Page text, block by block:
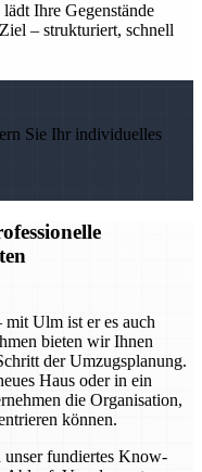
Ihre Gegenstände
– strukturiert, schnell
Sie Ihr individuelles
Ulm ist er es auch
bieten wir Ihnen
der Umzugsplanung.
Haus oder in ein
die Organisation,
können.
fundiertes Know-